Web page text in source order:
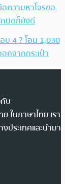
ความหาโจรขอ
นิดก็ยังดี
บ 4 ? โอน 1,030
กจากกระเป๋า
บ
ในภาษาไทย เรา
ประเทศและนำมา